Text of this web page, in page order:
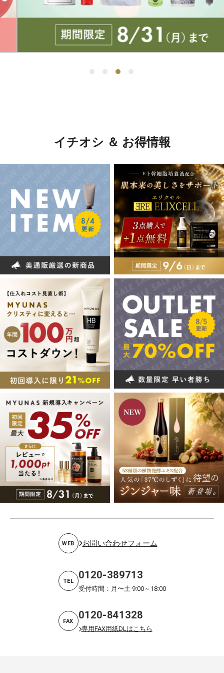
イチオシ ＆ お得情報
WEB お問い合わせフォーム
TEL 0120-389713
受付時間：月〜土 9:00～18:00
FAX 0120-841328
専用FAX用紙DLはこちら